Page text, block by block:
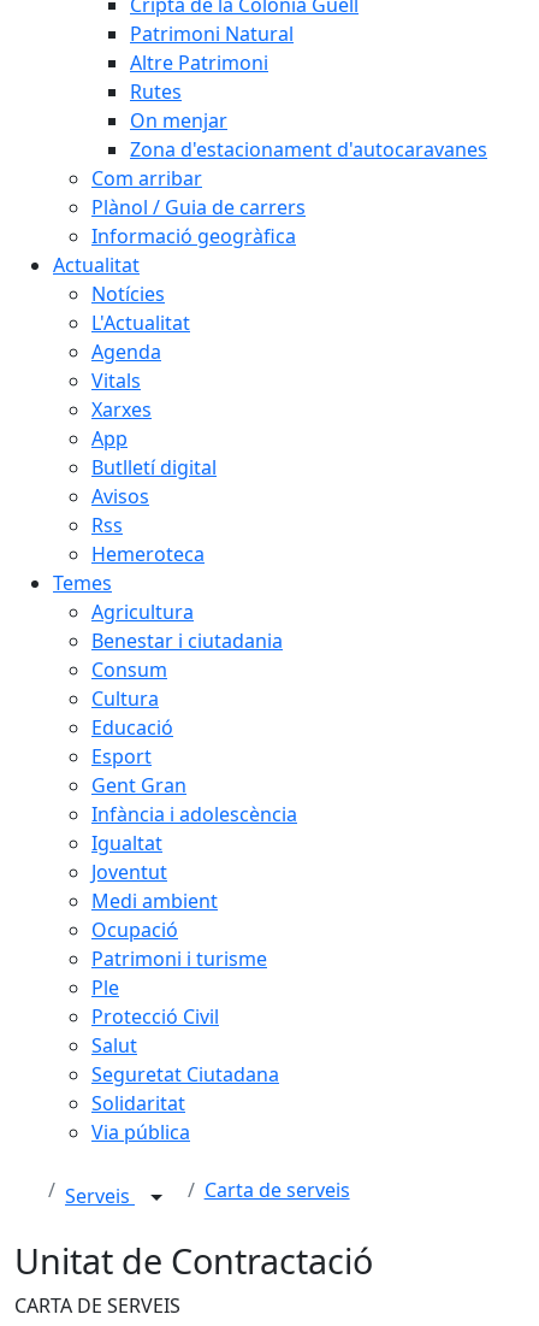
Patrimoni Natural
Altre Patrimoni
Rutes
On menjar
Zona d'estacionament d'autocaravanes
Com arribar
Plànol / Guia de carrers
Informació geogràfica
Actualitat
Notícies
L'Actualitat
Agenda
Vitals
Xarxes
App
Butlletí digital
Avisos
Rss
Hemeroteca
Temes
Agricultura
Benestar i ciutadania
Consum
Cultura
Educació
Esport
Gent Gran
Infància i adolescència
Igualtat
Joventut
Medi ambient
Ocupació
Patrimoni i turisme
Ple
Protecció Civil
Salut
Seguretat Ciutadana
Solidaritat
Via pública
Serveis Carta de serveis
Unitat de Contractació
CARTA DE SERVEIS